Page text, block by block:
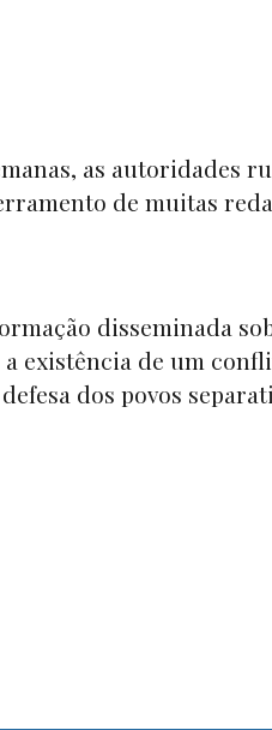
as autoridades
de muitas
disseminada
existência de um
dos povos